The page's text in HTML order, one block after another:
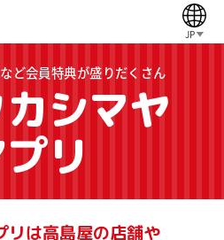
JP
ど会員特典が盛りだくさん
シマヤ
リ
リは高島屋の店舗や